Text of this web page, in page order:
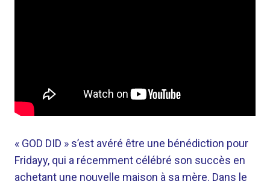
« GOD DID » s’est avéré être une bénédiction pour
Fridayy, qui a récemment célébré son succès en
achetant une nouvelle maison à sa mère. Dans le